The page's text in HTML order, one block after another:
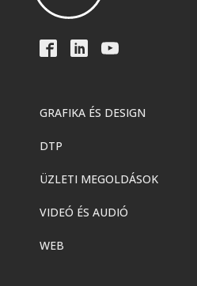
GRAFIKA ÉS DESIGN
DTP
ÜZLETI MEGOLDÁSOK
VIDEÓ ÉS AUDIÓ
WEB